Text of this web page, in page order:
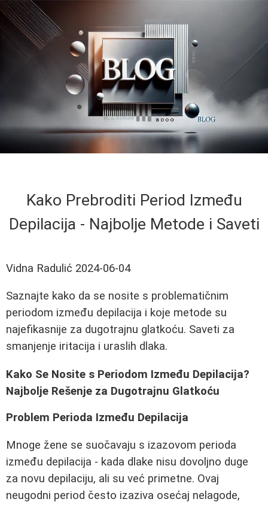
Kako Prebroditi Period Između
Depilacija - Najbolje Metode i Saveti
Vidna Radulić 2024-06-04
Saznajte kako da se nosite s problematičnim
periodom između depilacija i koje metode su
najefikasnije za dugotrajnu glatkoću. Saveti za
smanjenje iritacija i uraslih dlaka.
Kako Se Nosite s Periodom Između Depilacija?
Najbolje Rešenje za Dugotrajnu Glatkoću
Problem Perioda Između Depilacija
Mnoge žene se suočavaju s izazovom perioda
između depilacija - kada dlake nisu dovoljno duge
za novu depilaciju, ali su već primetne. Ovaj
neugodni period često izaziva osećaj nelagode,